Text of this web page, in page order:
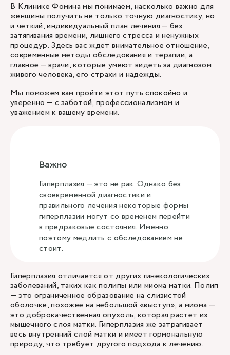
В Клинике Фомина мы понимаем, насколько важно для
женщины получить не только точную диагностику, но
и четкий, индивидуальный план лечения — без
затягивания времени, лишнего стресса и ненужных
процедур. Здесь вас ждет внимательное отношение,
современные методы обследования и терапии, а
главное — врачи, которые умеют видеть за диагнозом
живого человека, его страхи и надежды.
Мы поможем вам пройти этот путь спокойно и
уверенно — с заботой, профессионализмом и
уважением к вашему времени.
Важно
Гиперплазия — это не рак. Однако без
своевременной диагностики и
правильного лечения некоторые формы
гиперплазии могут со временем перейти
в предраковые состояния. Именно
поэтому медлить с обследованием не
стоит.
Гиперплазия отличается от других гинекологических
заболеваний, таких как полипы или миома матки. Полип
— это ограниченное образование на слизистой
оболочке, похожее на небольшой «выступ», а миома —
это доброкачественная опухоль, которая растет из
мышечного слоя матки. Гиперплазия же затрагивает
весь внутренний слой матки и имеет гормональную
природу, что требует другого подхода к лечению.